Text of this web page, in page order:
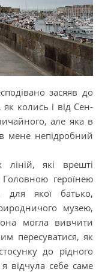
засяяв до
як колись і від Сен-
але яка в
мене непідробний
які врешті
героїнею
для якої батько,
музею,
могла вивчити
пересуватися, як
до рідного
відчула себе саме